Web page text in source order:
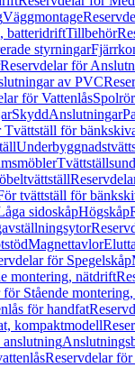
Väggmontage
batteridriftTillbehör
styrningar
Reservdelar för
av PVC
för Vattenlås
SkyddAnslutningar
Tvättställ för
tvättställ för
sidoskåpHögskåp
Magnettavlor
för Spegelskåp
montering, nätdrift
för Stående
för handfat
kompaktmodell
anslutning
Reservdelar